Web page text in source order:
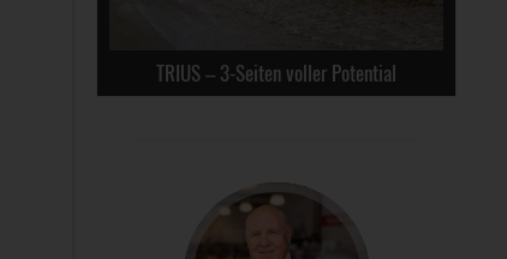
TRIUS – 3-Seiten voller Potential